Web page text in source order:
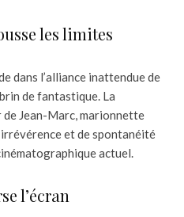
les limites
dans l’alliance inattendue de
de fantastique. La
Jean-Marc, marionnette
et de spontanéité
actuel.
l’écran